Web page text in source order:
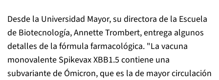
Desde la Universidad Mayor, su directora de la Escuela
de Biotecnología, Annette Trombert, entrega algunos
detalles de la fórmula farmacológica. "La vacuna
monovalente Spikevax XBB1.5 contiene una
subvariante de Ómicron, que es la de mayor circulación